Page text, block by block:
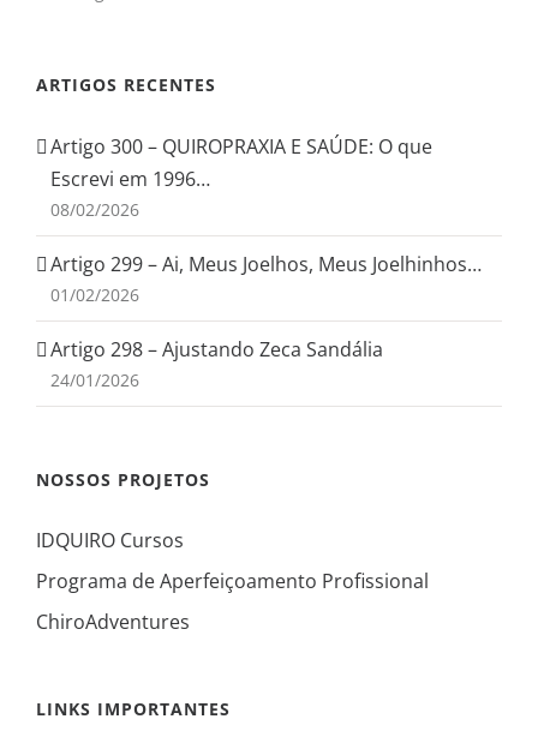
ARTIGOS RECENTES
Artigo 300 – QUIROPRAXIA E SAÚDE: O que
Escrevi em 1996…
08/02/2026
Artigo 299 – Ai, Meus Joelhos, Meus Joelhinhos…
01/02/2026
Artigo 298 – Ajustando Zeca Sandália
24/01/2026
NOSSOS PROJETOS
IDQUIRO Cursos
Programa de Aperfeiçoamento Profissional
ChiroAdventures
LINKS IMPORTANTES